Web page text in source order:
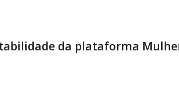
da plataforma